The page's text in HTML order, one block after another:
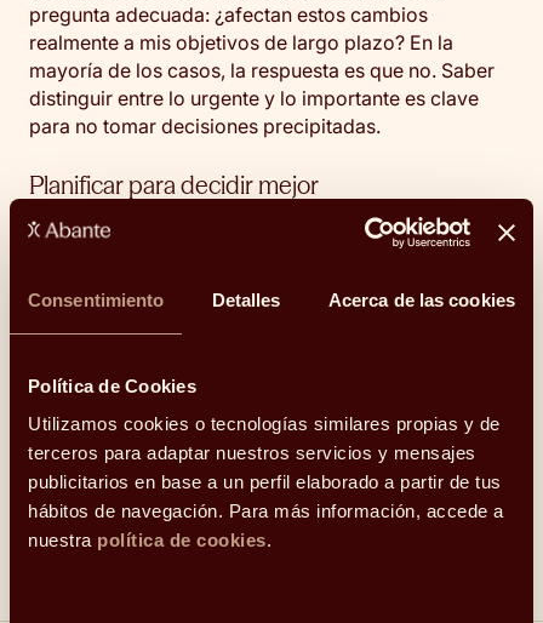
Consentimiento Detalles Acerca de las cookies
Política de Cookies
Utilizamos cookies o tecnologías similares propias y de
terceros para adaptar nuestros servicios y mensajes
publicitarios en base a un perfil elaborado a partir de tus
hábitos de navegación. Para más información, accede a
nuestra política de cookies.
pregunta adecuada: ¿afectan estos cambios
realmente a mis objetivos de largo plazo? En la
mayoría de los casos, la respuesta es que no. Saber
distinguir entre lo urgente y lo importante es clave
para no tomar decisiones precipitadas.
Planificar para decidir mejor
Porque planificar no es prever todo lo que va a
ocurrir, sino estar preparado para decidir mejor
respuestas impulsivas cuando el entorno se vuelve
incierto. La emocionalidad forma parte de nuestras
financiero es justo ese: ayudar a poner perspectiva,
evitar errores y mantener el rumbo. Porqueno se
trata solo de hacer crecer nuestro dinero
, sino de
ponerlo al servicio de nuestra vida y de los objetivos
que queremos alcanzar.